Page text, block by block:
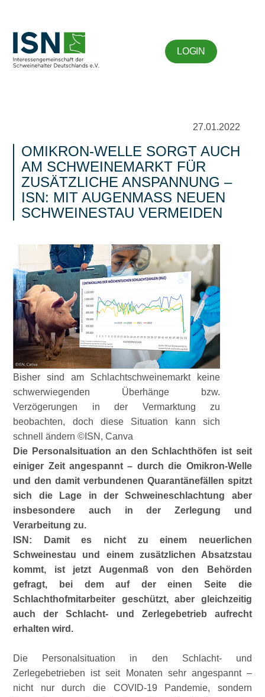
LOGIN
27.01.2022
OMIKRON-WELLE SORGT AUCH
AM SCHWEINEMARKT FÜR
ZUSÄTZLICHE ANSPANNUNG –
ISN: MIT AUGENMASS NEUEN S
CHWEINESTAU VERMEIDEN
Bisher sind am Schlachtschweinemarkt keine
schwerwiegenden Überhänge bzw.
Verzögerungen in der Vermarktung zu
beobachten, doch diese Situation kann sich
schnell ändern ©ISN, Canva
Die Personalsituation an den Schlachthöfen ist seit
einiger Zeit angespannt – durch die Omikron-Welle
und den damit verbundenen Quarantänefällen spitzt
sich die Lage in der Schweineschlachtung aber
insbesondere auch in der Zerlegung und
Verarbeitung zu.
ISN: Damit es nicht zu einem neuerlichen
Schweinestau und einem zusätzlichen Absatzstau
kommt, ist jetzt Augenmaß von den Behörden
gefragt, bei dem auf der einen Seite die
Schlachthofmitarbeiter geschützt, aber gleichzeitig
auch der Schlacht- und Zerlegebetrieb aufrecht
erhalten wird.
Die Personalsituation in den Schlacht- und
Zerlegebetrieben ist seit Monaten sehr angespannt –
nicht nur durch die COVID-19 Pandemie, sondern